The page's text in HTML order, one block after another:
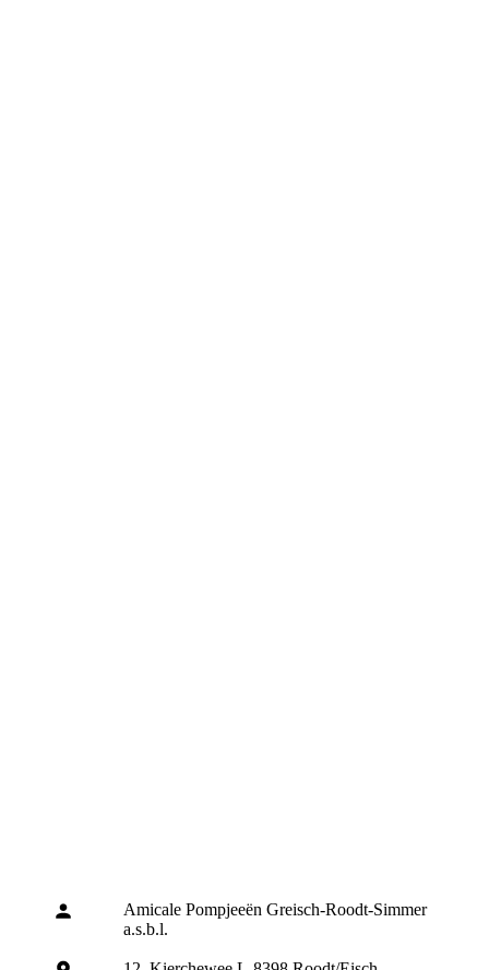
Amicale Pompjeeën Greisch-Roodt-Simmer
a.s.b.l.